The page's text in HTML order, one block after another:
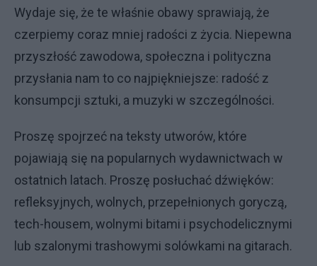
Wydaje się, że te właśnie obawy sprawiają, że
czerpiemy coraz mniej radości z życia. Niepewna
przyszłość zawodowa, społeczna i polityczna
przysłania nam to co najpiękniejsze: radość z
konsumpcji sztuki, a muzyki w szczególności.
Proszę spojrzeć na teksty utworów, które
pojawiają się na popularnych wydawnictwach w
ostatnich latach. Proszę posłuchać dźwięków:
refleksyjnych, wolnych, przepełnionych goryczą,
tech-housem, wolnymi bitami i psychodelicznymi
lub szalonymi trashowymi solówkami na gitarach.